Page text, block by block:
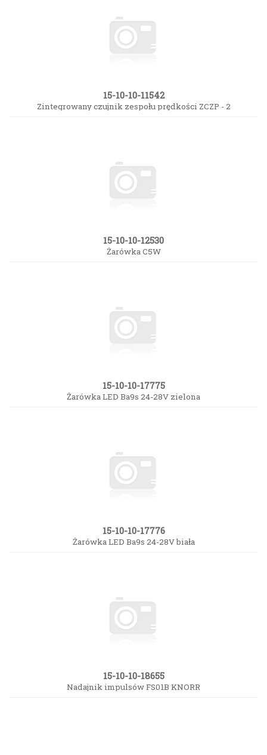
15-10-10-11542
Zintegrowany czujnik zespołu prędkości ZCZP - 2
15-10-10-12530
Żarówka C5W
15-10-10-17775
Żarówka LED Ba9s 24-28V zielona
15-10-10-17776
Żarówka LED Ba9s 24-28V biała
15-10-10-18655
Nadajnik impulsów FS01B KNORR